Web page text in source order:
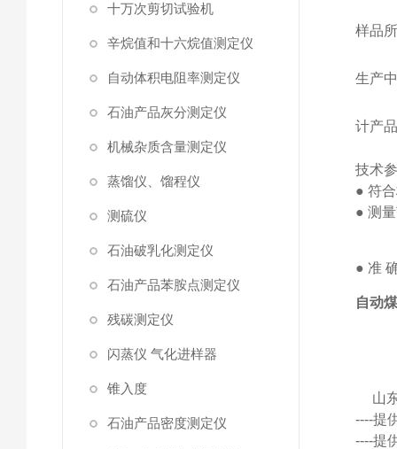
十万次剪切试验机
辛烷值和十六烷值测定仪
自动体积电阻率测定仪
石油产品灰分测定仪
机械杂质含量测定仪
蒸馏仪、馏程仪
测硫仪
石油破乳化测定仪
石油产品苯胺点测定仪
残碳测定仪
闪蒸仪 气化进样器
锥入度
石油产品密度测定仪
样品
生产
计产
技术
●符
●测
●准
自动
山
----提
----提